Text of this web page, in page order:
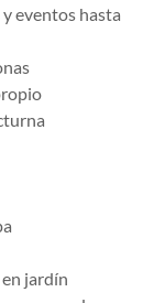
eventos hasta
jardín